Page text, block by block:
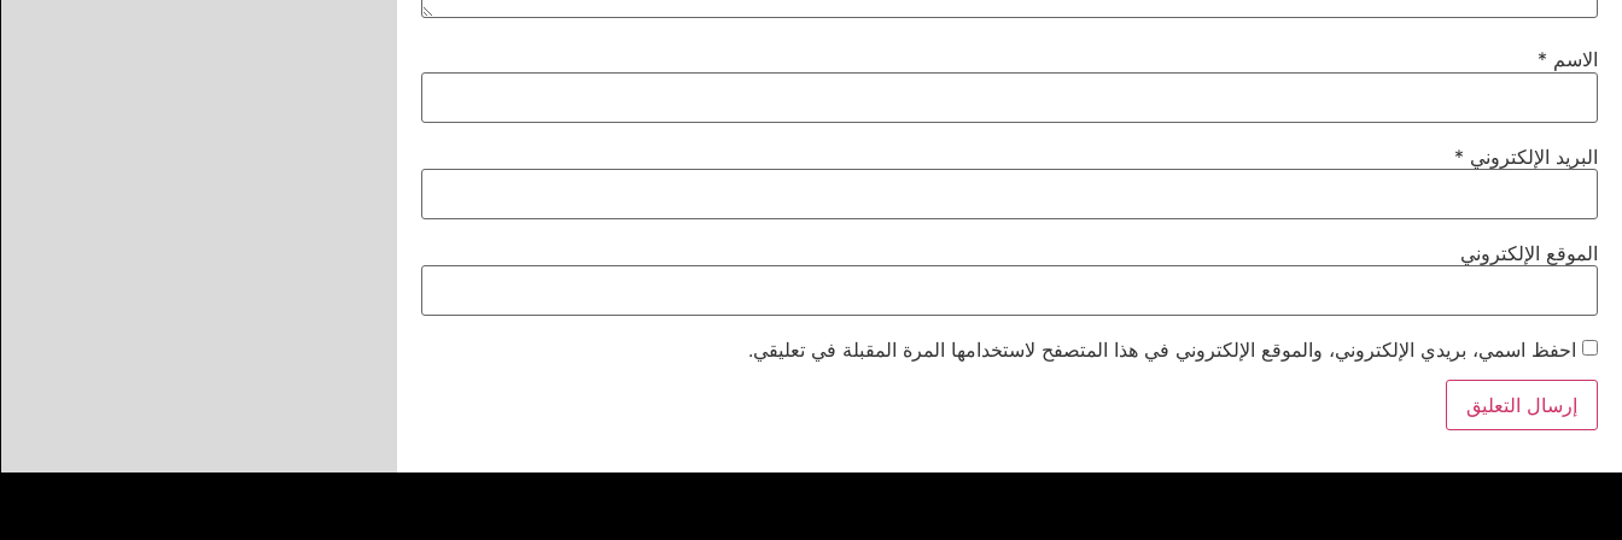
الاسم *
البريد الإلكتروني *
الموقع الإلكتروني
احفظ اسمي، بريدي الإلكتروني، والموقع الإلكتروني في هذا المتصفح لاستخدامها المرة المقبلة في تعليقي.